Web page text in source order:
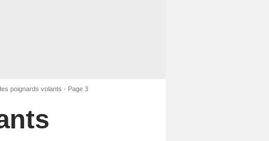
poignards volants - Page 3